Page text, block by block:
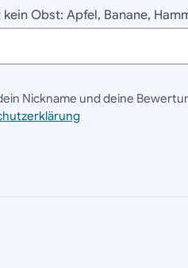
Obst: Apfel, Banane,
Nickname und deine